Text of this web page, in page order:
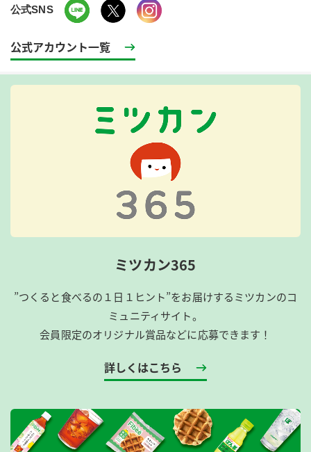
公式SNS
公式アカウント一覧
ミツカン365
”つくると食べるの１日１ヒント”をお届けするミツカンのコ
ミュニティサイト。
会員限定のオリジナル賞品などに応募できます！
詳しくはこちら